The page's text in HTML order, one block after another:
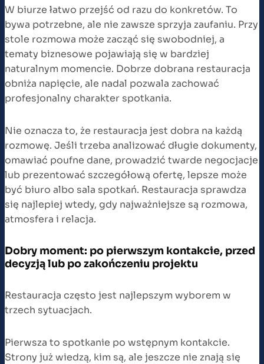
W biurze łatwo przejść od razu do konkretów. To
bywa potrzebne, ale nie zawsze sprzyja zaufaniu. Przy
stole rozmowa może zacząć się swobodniej, a
tematy biznesowe pojawiają się w bardziej
naturalnym momencie. Dobrze dobrana restauracja
obniża napięcie, ale nadal pozwala zachować
profesjonalny charakter spotkania.
Nie oznacza to, że restauracja jest dobra na każdą
rozmowę. Jeśli trzeba analizować długie dokumenty,
omawiać poufne dane, prowadzić twarde negocjacje
lub prezentować szczegółową ofertę, lepsze może
być biuro albo sala spotkań. Restauracja sprawdza
się najlepiej wtedy, gdy najważniejsze są rozmowa,
atmosfera i relacja.
Dobry moment: po pierwszym kontakcie, przed
decyzją lub po zakończeniu projektu
Restauracja często jest najlepszym wyborem w
trzech sytuacjach.
Pierwsza to spotkanie po wstępnym kontakcie.
Strony już wiedzą, kim są, ale jeszcze nie znają się